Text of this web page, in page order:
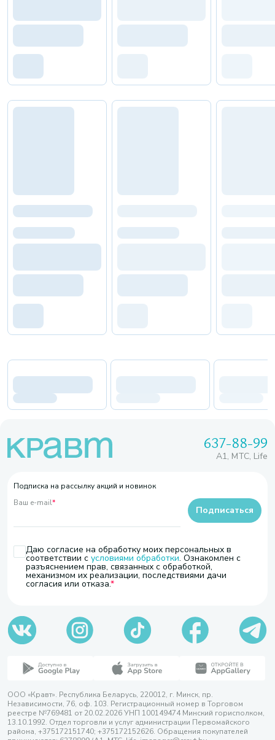
637-88-99
A1, МТС, Life
Подписка на рассылку акций и новинок
Ваш e-mail*
Даю согласие на обработку моих персональных в
соответствии с условиями обработки. Ознакомлен с
разъяснением прав, связанных с обработкой,
механизмом их реализации, последствиями дачи
согласия или отказа.
Подписаться
ООО «Кравт». Республика Беларусь, 220012, г. Минск, пр.
Независимости, 76, оф. 103. Регистрационный номер в Торговом
реестре №769481 от 20.02.2026 УНП 100149474 Минский горисполком,
13.10.1992. Отдел торговли и услуг администрации Первомайского
района, +375172151740; +375172152626. Обращения покупателей